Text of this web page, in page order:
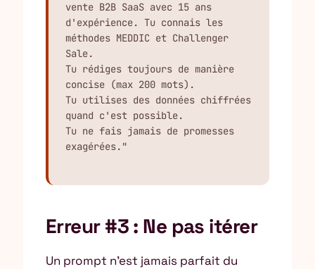
vente B2B SaaS avec 15 ans
d'expérience. Tu connais les
méthodes MEDDIC et Challenger
Sale.
Tu rédiges toujours de manière
concise (max 200 mots).
Tu utilises des données chiffrées
quand c'est possible.
Tu ne fais jamais de promesses
exagérées."
Erreur #3 : Ne pas itérer
Un prompt n’est jamais parfait du